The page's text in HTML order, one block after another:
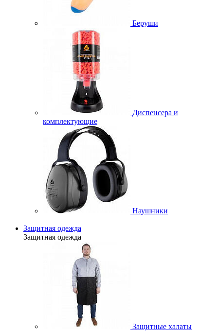
Беруши
Диспенсера и
комплектующие
Наушники
Защитная одежда
Защитная одежда
Защитные халаты